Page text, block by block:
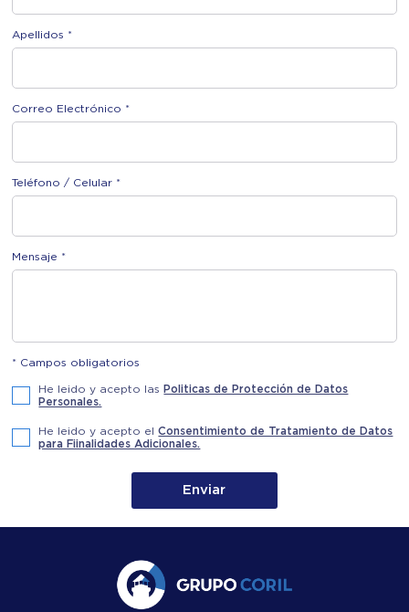
Apellidos *
Correo Electrónico *
Teléfono / Celular *
Mensaje *
* Campos obligatorios
He leido y acepto las Politicas de Protección de Datos
Personales.
He leido y acepto elConsentimiento de Tratamiento de Datos
para Fiinalidades Adicionales.
Enviar